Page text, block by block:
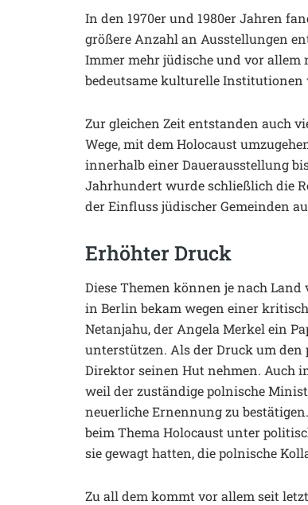
In den 1970er und 1980er Jahren
größere Anzahl an Ausstellungen
Immer mehr jüdische und vor allem
bedeutsame kulturelle Institutionen
Zur gleichen Zeit entstanden auch
Wege, mit dem Holocaust
innerhalb einer Dauerausstellung
Jahrhundert wurde schließlich die
der Einfluss jüdischer Gemeinden
Erhöhter Druck
Diese Themen können je nach
in Berlin bekam wegen einer
Netanjahu, der Angela Merkel ein
unterstützen. Als der Druck um den
Direktor seinen Hut nehmen. Auch
weil der zuständige polnische
neuerliche Ernennung zu
beim Thema Holocaust unter
sie gewagt hatten, die polnische
Zu all dem kommt vor allem seit